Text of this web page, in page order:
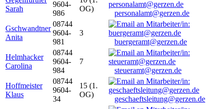
Sarah
9604-
986
OG)
personalamt@gerzen.de
Gschwandtner
Anita
08744
9604-
981
3
buergeramt@gerzen.de
Helmhacker
Carolina
08744
9604-
984
7
steueramt@gerzen.de
Hoffmeister
Klaus
08744
9604-
34
15 (1.
OG)
geschaeftsleitung@gerzen.de